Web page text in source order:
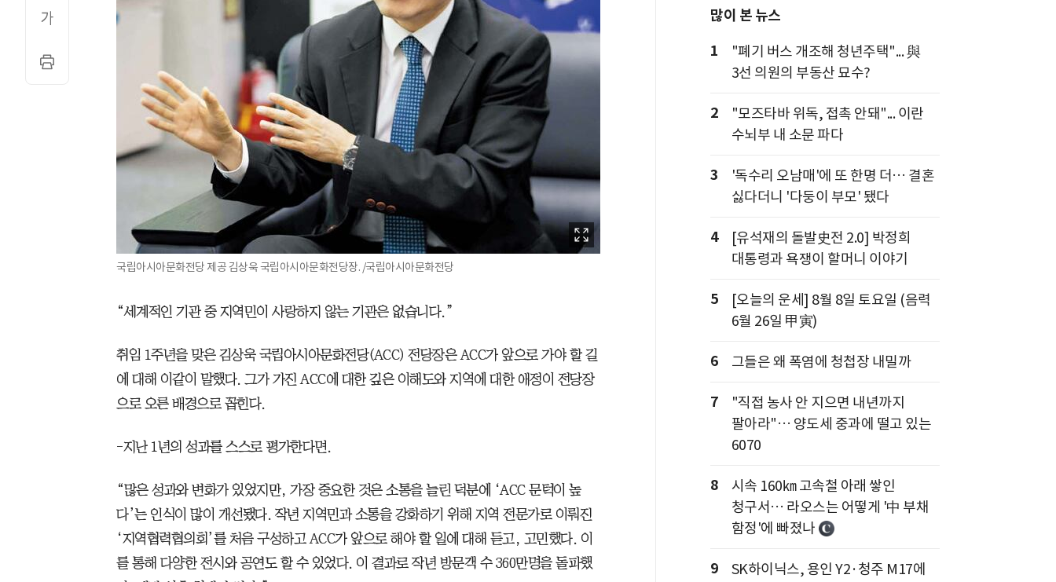
국립아시아문화전당 제공 김상욱 국립아시아문화전당장. /국립아시아문화전당
“세계적인 기관 중 지역민이 사랑하지 않는 기관은 없습니다.”
취임 1주년을 맞은 김상욱 국립아시아문화전당(ACC) 전당장은 ACC가 앞으로 가야 할 길
에 대해 이같이 말했다. 그가 가진 ACC에 대한 깊은 이해도와 지역에 대한 애정이 전당장
으로 오른 배경으로 꼽힌다.
-지난 1년의 성과를 스스로 평가한다면.
“많은 성과와 변화가 있었지만, 가장 중요한 것은 소통을 늘린 덕분에 ‘ACC 문턱이 높
다’는 인식이 많이 개선됐다. 작년 지역민과 소통을 강화하기 위해 지역 전문가로 이뤄진
‘지역협력협의회’를 처음 구성하고 ACC가 앞으로 해야 할 일에 대해 듣고, 고민했다. 이
를 통해 다양한 전시와 공연도 할 수 있었다. 이 결과로 작년 방문객 수 360만명을 돌파했
많이 본 뉴스
1
"폐기 버스 개조해 청년주택"... 與
3선 의원의 부동산 묘수?
2
"모즈타바 위독, 접촉 안돼"... 이란
수뇌부 내 소문 파다
3
'독수리 오남매'에 또 한명 더… 결혼
싫다더니 '다둥이 부모' 됐다
4
[유석재의 돌발史전 2.0] 박정희
대통령과 욕쟁이 할머니 이야기
5
[오늘의 운세] 8월 8일 토요일 (음력
6월 26일 甲寅)
6 그들은 왜 폭염에 청첩장 내밀까
7
"직접 농사 안 지으면 내년까지
팔아라"… 양도세 중과에 떨고 있는
6070
8
시속 160㎞ 고속철 아래 쌓인
청구서… 라오스는 어떻게 '中 부채
함정'에 빠졌나
9
SK하이닉스, 용인 Y2·청주 M17에